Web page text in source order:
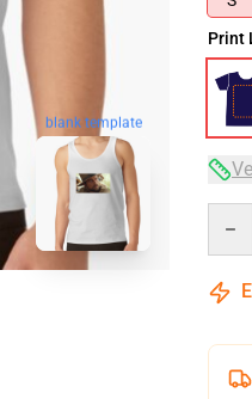
blank template
Print